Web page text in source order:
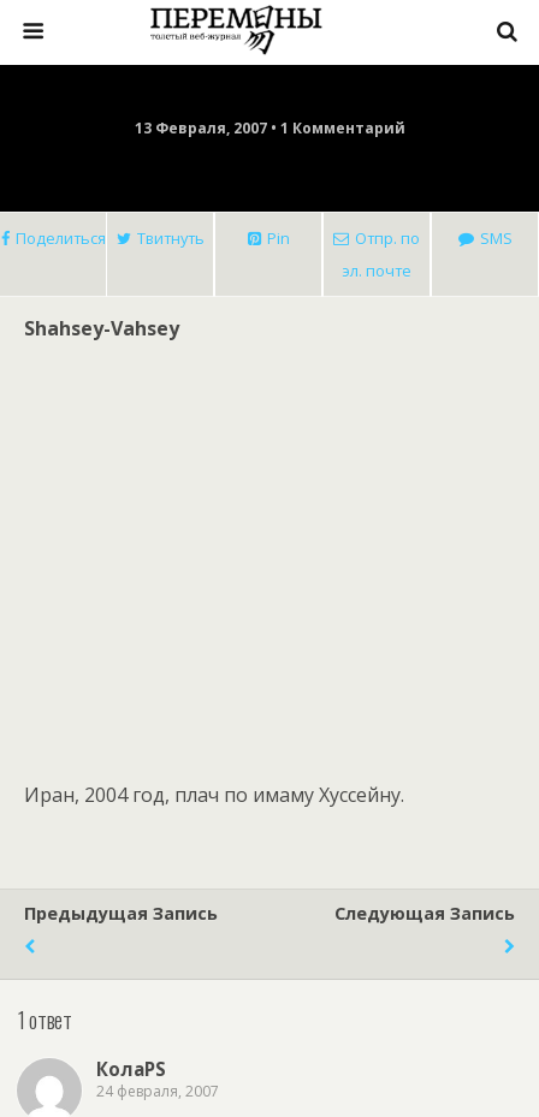
13 Февраля, 2007 • 1 Комментарий
Поделиться Твитнуть Pin
Отпр. по
эл. почте
SMS
Shahsey-Vahsey
Иран, 2004 год, плач по имаму Хуссейну.
Предыдущая Запись Следующая Запись
1 ответ
КолаPS
24 февраля, 2007